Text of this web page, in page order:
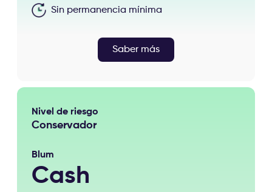
Sin permanencia mínima
Saber más
Nivel de riesgo
Conservador
Blum
Cash